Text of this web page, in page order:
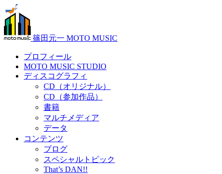
篠田元一 MOTO MUSIC
プロフィール
MOTO MUSIC STUDIO
ディスコグラフィ
CD（オリジナル）
CD（参加作品）
書籍
マルチメディア
データ
コンテンツ
ブログ
スペシャルトピック
That’s DAN!!